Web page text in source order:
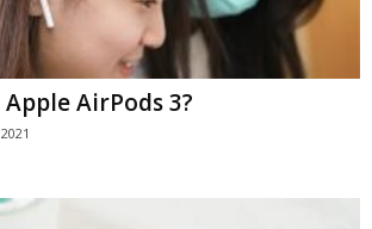
AirPods 3?